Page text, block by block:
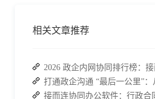
相关文章推荐